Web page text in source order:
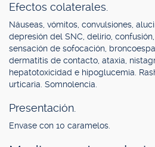
Efectos colaterales.
Náuseas, vómitos, convulsiones,
depresión del SNC, delirio,
sensación de sofocación,
dermatitis de contacto, ataxia,
hepatotoxicidad e hipoglucemia.
urticaria. Somnolencia.
Presentación.
Envase con 10 caramelos.